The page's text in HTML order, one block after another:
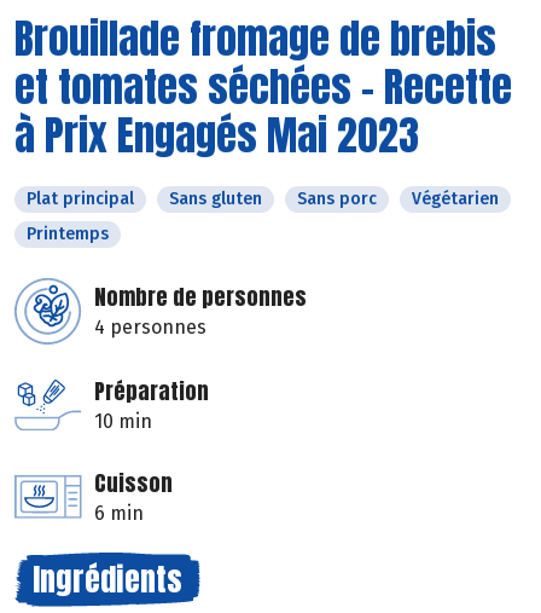
Brouillade fromage de brebis
et tomates séchées - Recette
à Prix Engagés Mai 2023
Plat principal Sans gluten Sans porc
Végétarien
Printemps
Nombre de personnes
4 personnes
Préparation
10 min
Cuisson
6 min
Ingrédients